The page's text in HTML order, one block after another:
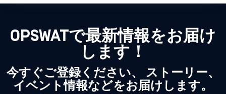
OPSWATで最新情報をお届け
します！
今すぐご登録ください、 ストーリー、
イベント情報などをお届けします。